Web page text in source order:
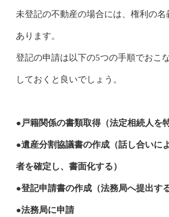
未登記の不動産の場合には、権利の
あります。
登記の申請は以下の5つの手順でおこ
しておくと良いでしょう。
●戸籍関係の書類取得（法定相続人を
●遺産分割協議書の作成（話し合いに
者を確定し、書面化する）
●登記申請書の作成（法務局へ提出す
●法務局に申請